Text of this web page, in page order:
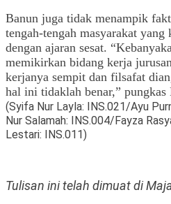
Banun juga tidak menampik
tengah-tengah masyarakat
dengan ajaran sesat.
memikirkan bidang kerja
kerjanya sempit dan filsafat
hal ini tidaklah benar,” pungkas
(Syifa Nur Layla: INS.021/Ayu
Nur Salamah: INS.004/Fayza
Lestari: INS.011)
Tulisan ini telah dimuat di